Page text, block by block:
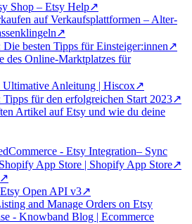
Shop – Etsy Help↗
auf Verkaufs­platt­formen – Alter­
↗
besten Tipps für Einsteiger:innen↗
des Online-Marktplatzes für
Ultimative Anleitung | Hiscox↗
für den erfolgreichen Start 2023↗
Artikel auf Etsy und wie du deine
- Etsy Integration– Sync
App Store | Shopify App Store↗
↗
Open API v3↗
and Manage Orders on Etsy
- Knowband Blog | Ecommerce